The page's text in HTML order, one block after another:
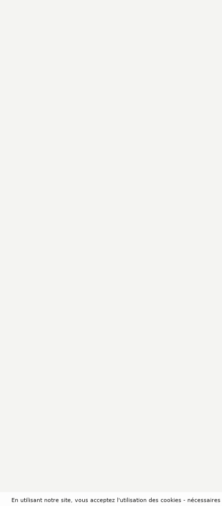
En utilisant notre site, vous acceptez l'utilisation des cookies -